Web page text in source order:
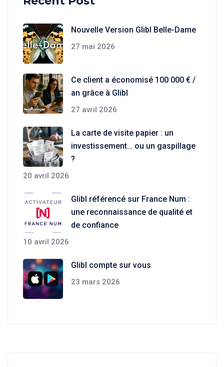
Nouvelle Version Glibl Belle-Dame
27 mai 2026
Ce client a économisé 100 000 € /
an grâce à Glibl
27 avril 2026
La carte de visite papier : un
investissement… ou un gaspillage
?
20 avril 2026
Glibl référencé sur France Num :
une reconnaissance de qualité et
de confiance
10 avril 2026
Glibl compte sur vous
23 mars 2026